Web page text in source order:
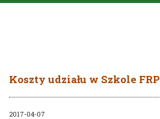
Koszty udziału w Szkole FRP
2017-04-07